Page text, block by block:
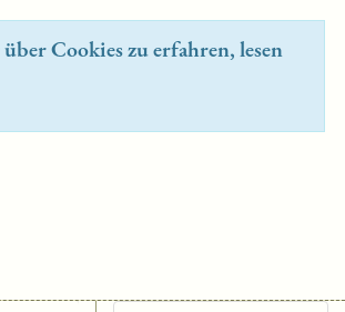
Cookies zu erfahren, lesen